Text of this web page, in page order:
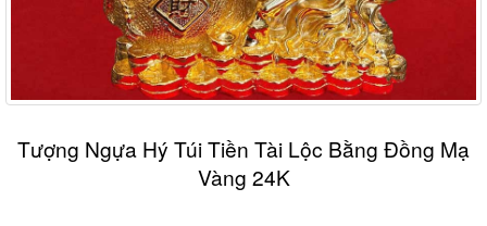
Tượng Ngựa Hý Túi Tiền Tài Lộc Bằng Đồng Mạ
Vàng 24K